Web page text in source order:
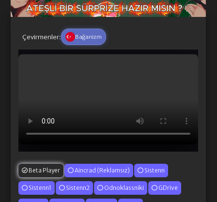
Çevirmenler: Bağanizm
Beta Player Aincrad (Reklamsız) Sistenn
Sistenn1 Sistenn2 Odnoklassniki GDrive